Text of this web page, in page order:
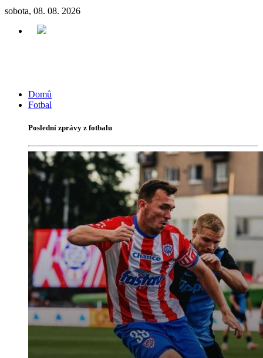
sobota, 08. 08. 2026
Domů
Fotbal
Poslední zprávy z fotbalu